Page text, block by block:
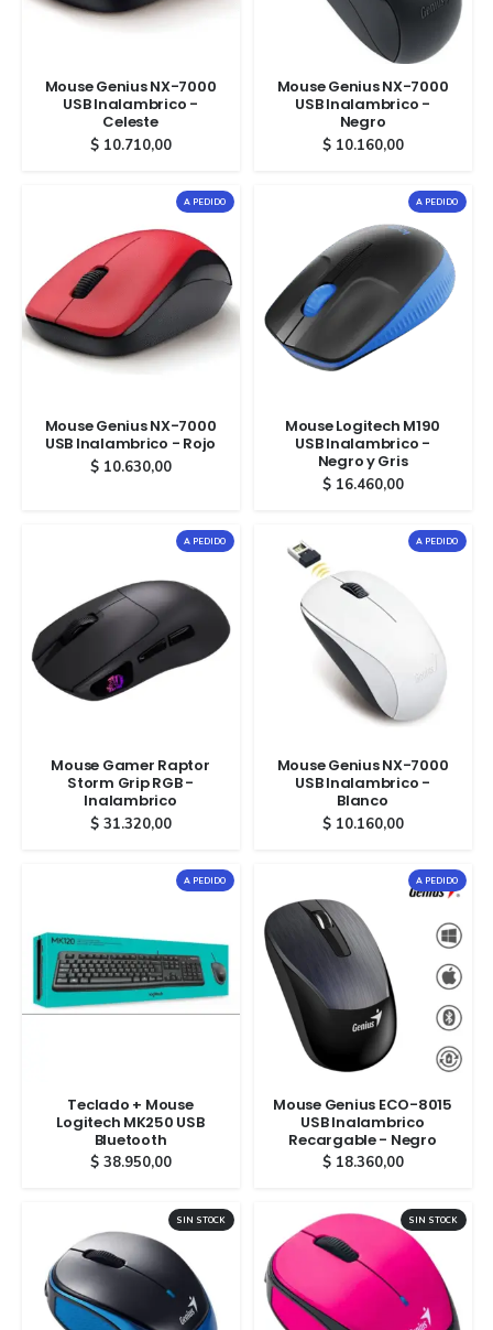
Mouse Genius NX-7000
USB Inalambrico -
Celeste
$10.710,00
Mouse Genius NX-7000
USB Inalambrico -
Negro
$10.160,00
A PEDIDO
Mouse Genius NX-7000
USB Inalambrico - Rojo
$10.630,00
A PEDIDO
Mouse Logitech M190
USB Inalambrico -
Negro y Gris
$16.460,00
A PEDIDO
Mouse Gamer Raptor
Storm Grip RGB -
Inalambrico
$31.320,00
A PEDIDO
Mouse Genius NX-7000
USB Inalambrico -
Blanco
$10.160,00
A PEDIDO
Teclado + Mouse
Logitech MK250 USB
Bluetooth
$38.950,00
A PEDIDO
Mouse Genius ECO-8015
USB Inalambrico
Recargable - Negro
$18.360,00
SIN STOCK SIN STOCK